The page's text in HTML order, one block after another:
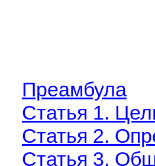
Преамбула
Статья 1.
Статья 2.
Статья 3.